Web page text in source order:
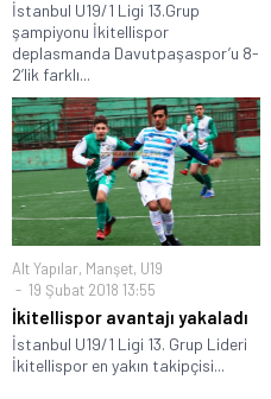
İstanbul U19/1 Ligi 13.Grup
şampiyonu İkitellispor
deplasmanda Davutpaşaspor’u 8-
2’lik farklı...
Alt Yapılar, Manşet, U19
19 Şubat 2018 13:55
İkitellispor avantajı yakaladı
İstanbul U19/1 Ligi 13. Grup Lideri
İkitellispor en yakın takipçisi...